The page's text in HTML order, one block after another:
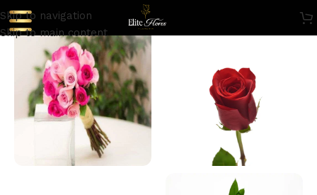
Skip to navigation
Skip to main content